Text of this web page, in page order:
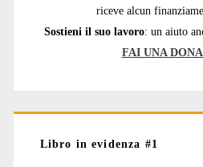
riceve alcun
Sostieni il suo lavoro: un aiuto
FAI UNA
Libro in evidenza #1